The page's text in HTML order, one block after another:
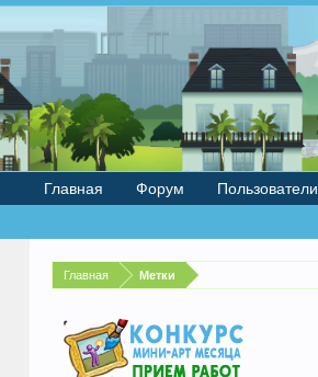
Главная Метки
Главная Форум Пользователи